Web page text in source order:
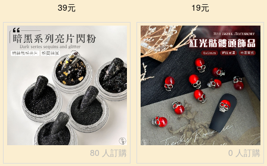
39元
19元
80 人訂購
0 人訂購